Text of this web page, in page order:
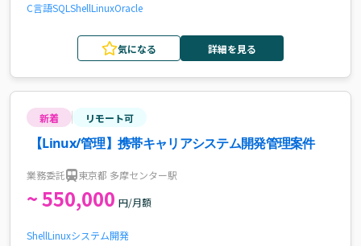
C言語SQL ShellLinuxOracle
気になる 詳細を見る
新着 リモート可
【Linux/管理】携帯キャリアシステム開発管理案件
業務委託 東京都 多摩センター駅
~ 550,000 円/月額
ShellLinuxシステム開発